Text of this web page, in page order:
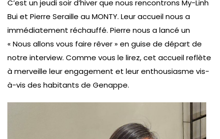
C’est un jeudi soir d’hiver que nous rencontrons My-Linh
Bui et Pierre Seraille au MONTY. Leur accueil nous a
immédiatement réchauffé. Pierre nous a lancé un
« Nous allons vous faire rêver » en guise de départ de
notre interview. Comme vous le lirez, cet accueil reflète
à merveille leur engagement et leur enthousiasme vis-
à-vis des habitants de Genappe.